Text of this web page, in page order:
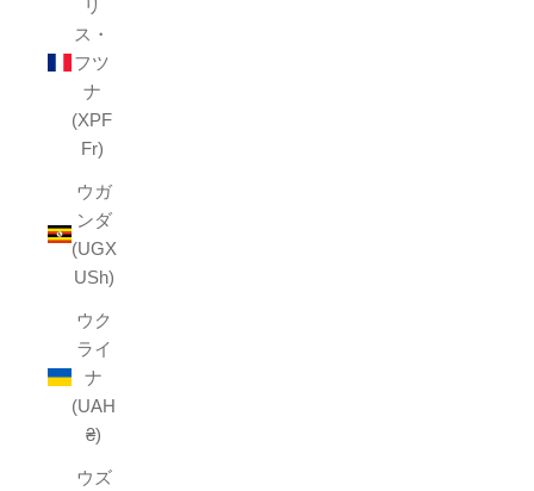
リ
ス・
フツ
ナ
(XPF
Fr)
ウガ
ンダ
(UGX
USh)
ウク
ライ
ナ
(UAH
₴)
ウズ